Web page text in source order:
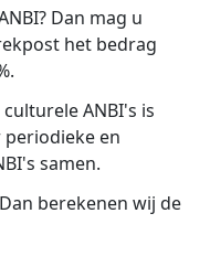
Dan mag u
het bedrag
ANBI's is
periodieke en
samen.
berekenen wij de